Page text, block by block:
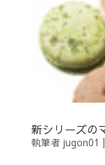
新シリーズの
執筆者 jugon01 |